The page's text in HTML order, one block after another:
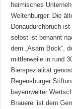
heimisches
Weltenburger. Die
Donaudurchbruch
selbst ist benannt
dem „Asam Bock“,
mittlerweile in rund
Bierspezialität
Regensburger
bayernweiter
Brauerei ist dem